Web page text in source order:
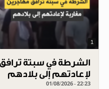
1
الشرطة في سبتة
لإعادتهم إلى بلادهم
01/08/2026 - 22:23